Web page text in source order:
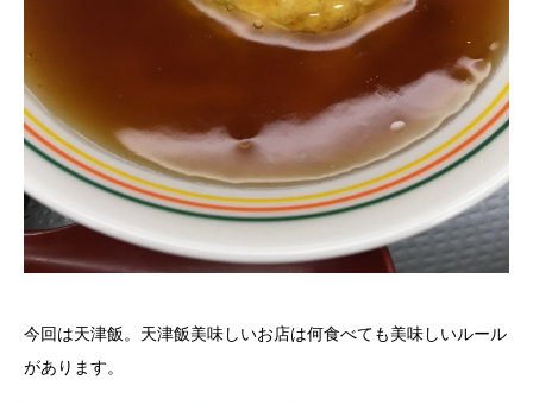
今回は天津飯。天津飯美味しいお店は何食べても美味しいルール
があります。